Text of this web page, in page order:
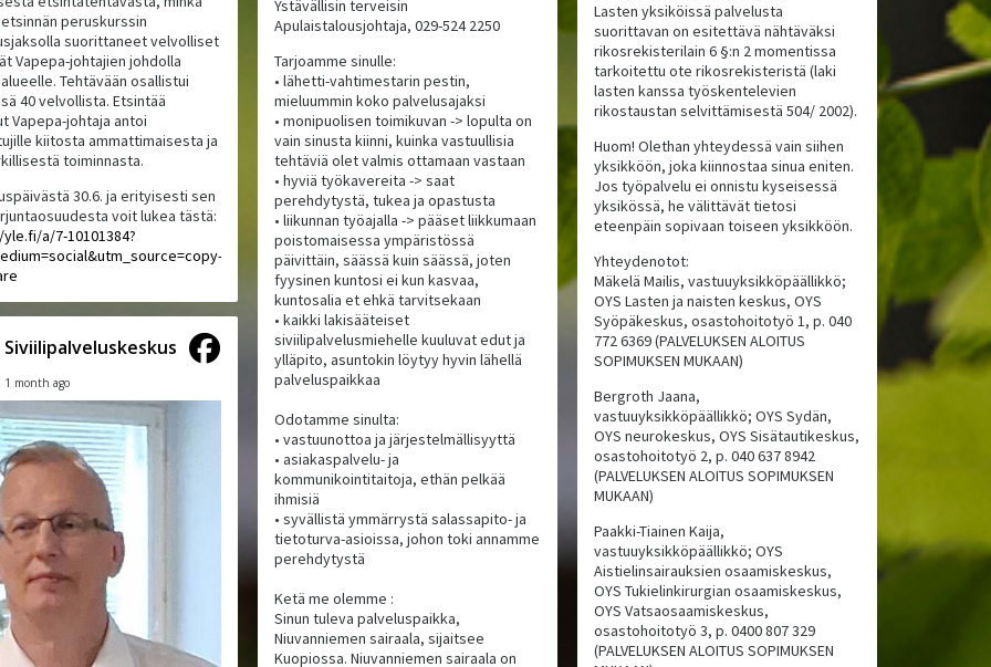
peruskurssin
suorittaneet velvolliset
Vapepa-johtajien johdolla
Tehtävään osallistui
40 velvollista. Etsintää
Vapepa-johtaja antoi
kiitosta ammattimaisesta ja
toiminnasta.
30.6. ja erityisesti sen
voit lukea tästä:
a/7-10101384?
Siviilipalveluskeskus
1 month ago
Ystävällisin terveisin
Apulaistalousjohtaja, 029-524 2250
Tarjoamme sinulle:
• lähetti-vahtimestarin pestin,
mieluummin koko palvelusajaksi
• monipuolisen toimikuvan -> lopulta on
vain sinusta kiinni, kuinka vastuullisia
tehtäviä olet valmis ottamaan vastaan
• hyviä työkavereita -> saat
perehdytystä, tukea ja opastusta
• liikunnan työajalla -> pääset liikkumaan
poistomaisessa ympäristössä
päivittäin, säässä kuin säässä, joten
fyysinen kuntosi ei kun kasvaa,
kuntosalia et ehkä tarvitsekaan
• kaikki lakisääteiset
siviilipalvelusmiehelle kuuluvat edut ja
ylläpito, asuntokin löytyy hyvin lähellä
palveluspaikkaa
Odotamme sinulta:
• vastuunottoa ja järjestelmällisyyttä
• asiakaspalvelu- ja
kommunikointitaitoja, ethän pelkää
ihmisiä
• syvällistä ymmärrystä salassapito- ja
tietoturva-asioissa, johon toki annamme
perehdytystä
Ketä me olemme :
Sinun tuleva palveluspaikka,
Niuvanniemen sairaala, sijaitsee
Kuopiossa. Niuvanniemen sairaala on
Lasten yksiköissä palvelusta
suorittavan on esitettävä nähtäväksi
rikosrekisterilain 6 §:n 2 momentissa
tarkoitettu ote rikosrekisteristä (laki
lasten kanssa työskentelevien
rikostaustan selvittämisestä 504/ 2002).
Huom! Olethan yhteydessä vain siihen
yksikköön, joka kiinnostaa sinua eniten.
Jos työpalvelu ei onnistu kyseisessä
yksikössä, he välittävät tietosi
eteenpäin sopivaan toiseen yksikköön.
Yhteydenotot:
Mäkelä Mailis, vastuuyksikköpäällikkö;
OYS Lasten ja naisten keskus, OYS
Syöpäkeskus, osastohoitotyö 1, p. 040
772 6369 (PALVELUKSEN ALOITUS
SOPIMUKSEN MUKAAN)
Bergroth Jaana,
vastuuyksikköpäällikkö; OYS Sydän,
OYS neurokeskus, OYS Sisätautikeskus,
osastohoitotyö 2, p. 040 637 8942
(PALVELUKSEN ALOITUS SOPIMUKSEN
MUKAAN)
Paakki-Tiainen Kaija,
vastuuyksikköpäällikkö; OYS
Aistielinsairauksien osaamiskeskus,
OYS Tukielinkirurgian osaamiskeskus,
OYS Vatsaosaamiskeskus,
osastohoitotyö 3, p. 0400 807 329
(PALVELUKSEN ALOITUS SOPIMUKSEN